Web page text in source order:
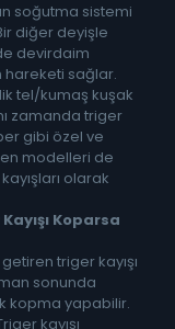
soğutma sistemi
diğer deyişle
devirdaim
hareketi sağlar.
tel/kumaş kuşak
zamanda triger
gibi özel ve
modelleri de
olarak
Koparsa
triger kayışı
sonunda
kopma yapabilir.
kayışı